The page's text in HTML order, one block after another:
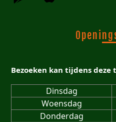
Bezoeken kan tijdens deze
Dinsdag
Woensdag
Donderdag